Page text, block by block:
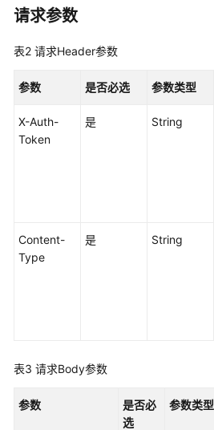
参
参
考
题
AOM
1.0
文
档
请求参数
表2 请求Header参数
参数 是否必选 参数类型
X-Auth-
Token
是 String
Content-
Type
是 String
表3 请求Body参数
参数
是否必
选
参数类型